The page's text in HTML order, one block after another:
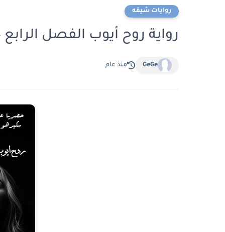
روايات شيقه
رواية روح أيوب الفصل الرابع 4 بقلم رحبة
GeGe منذ عام